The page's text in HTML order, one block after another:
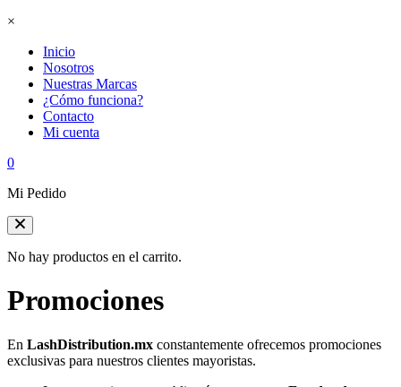
×
Inicio
Nosotros
Nuestras Marcas
¿Cómo funciona?
Contacto
Mi cuenta
0
Mi Pedido
No hay productos en el carrito.
Promociones
En LashDistribution.mx constantemente ofrecemos promociones
exclusivas para nuestros clientes mayoristas.